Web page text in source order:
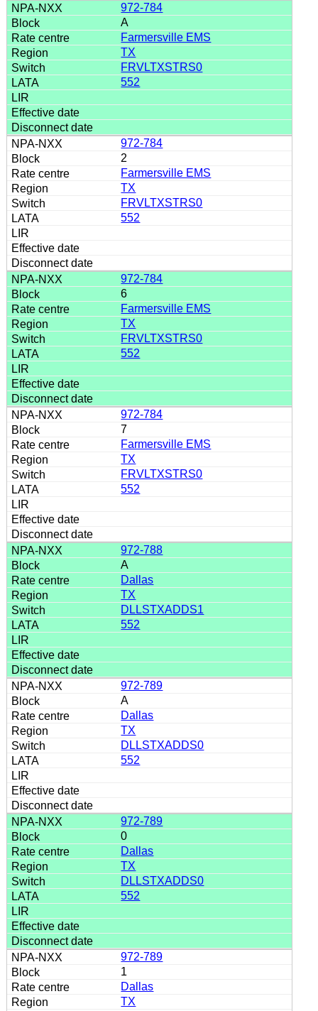
972-784
A
Farmersville EMS
TX
FRVLTXSTRS0
552
972-784
2
Farmersville EMS
TX
FRVLTXSTRS0
552
972-784
6
Farmersville EMS
TX
FRVLTXSTRS0
552
972-784
7
Farmersville EMS
TX
FRVLTXSTRS0
552
972-788
A
Dallas
TX
DLLSTXADDS1
552
972-789
A
Dallas
TX
DLLSTXADDS0
552
972-789
0
Dallas
TX
DLLSTXADDS0
552
972-789
1
Dallas
TX